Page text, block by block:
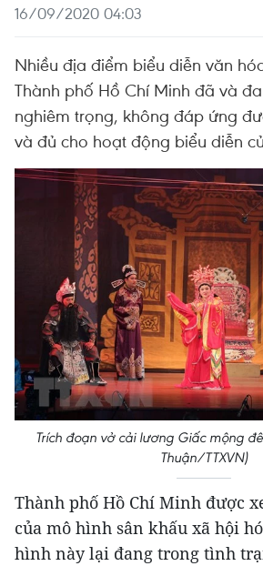
16/09/2020 04:03
Nhiều địa điểm biểu diễn văn
Thành phố Hồ Chí Minh đã và
nghiêm trọng, không đáp ứng
và đủ cho hoạt động biểu diễn
Trích đoạn vở cải lương Giấc mộng
Thuận/TTXVN)
Thành phố Hồ Chí Minh được
của mô hình sân khấu xã hội
hình này lại đang trong tình